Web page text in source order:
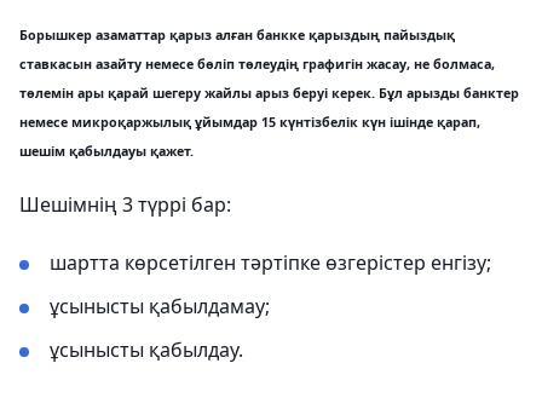
Борышкер азаматтар қарыз алған банкке қарыздың пайыздық
ставкасын азайту немесе бөліп төлеудің графигін жасау, не болмаса,
төлемін ары қарай шегеру жайлы арыз беруі керек. Бұл арызды банктер
немесе микроқаржылық ұйымдар 15 күнтізбелік күн ішінде қарап,
шешім қабылдауы қажет.
Шешімнің 3 түррі бар:
шартта көрсетілген тәртіпке өзгерістер енгізу;
ұсынысты қабылдамау;
ұсынысты қабылдау.